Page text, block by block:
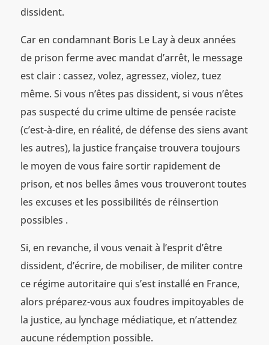
dissident.
Car en condamnant Boris Le Lay à deux années
de prison ferme avec mandat d’arrêt, le message
est clair : cassez, volez, agressez, violez, tuez
même. Si vous n’êtes pas dissident, si vous n’êtes
pas suspecté du crime ultime de pensée raciste
(c’est-à-dire, en réalité, de défense des siens avant
les autres), la justice française trouvera toujours
le moyen de vous faire sortir rapidement de
prison, et nos belles âmes vous trouveront toutes
les excuses et les possibilités de réinsertion
possibles .
Si, en revanche, il vous venait à l’esprit d’être
dissident, d’écrire, de mobiliser, de militer contre
ce régime autoritaire qui s’est installé en France,
alors préparez-vous aux foudres impitoyables de
la justice, au lynchage médiatique, et n’attendez
aucune rédemption possible.